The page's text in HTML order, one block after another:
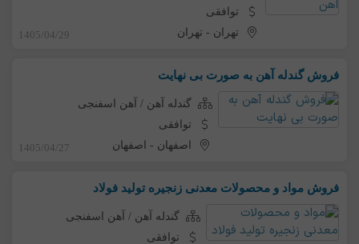
توافقی
تهران -تهران 1405/04/29
فروش گندله آهن به صورت بی نهایت
گندله آهن / آهن اسفنجی
توافقی
اصفهان - اصفهان 1405/04/27
فروش مواد و محصولات معدنی زنجیره تولید فولاد
گندله آهن / آهن اسفنجی
توافقی